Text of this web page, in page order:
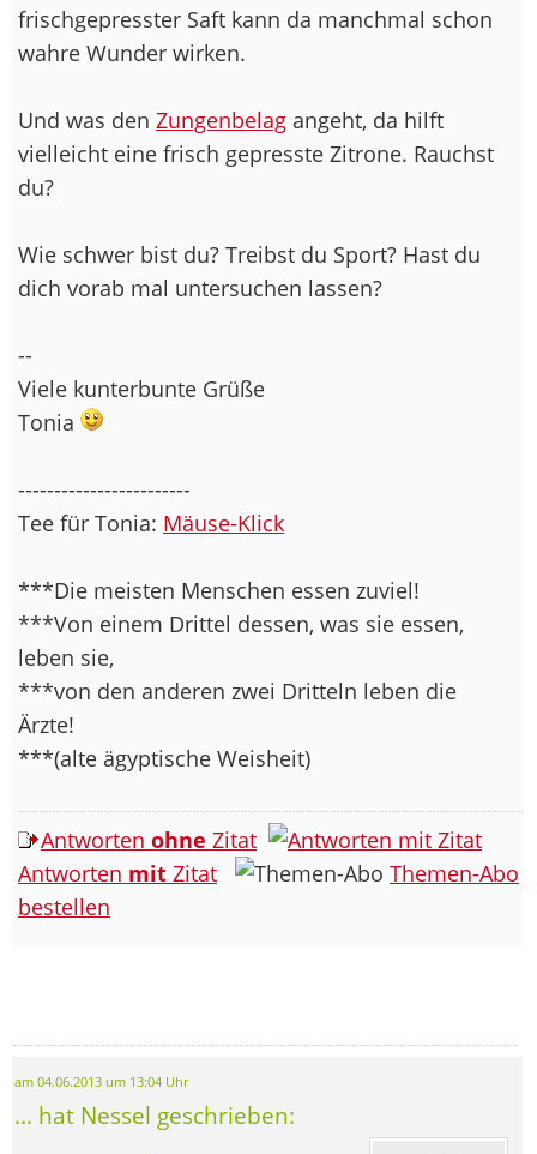
frischgepresster Saft kann da manchmal schon
wahre Wunder wirken.
Und was den Zungenbelag angeht, da hilft
vielleicht eine frisch gepresste Zitrone. Rauchst
du?
Wie schwer bist du? Treibst du Sport? Hast du
dich vorab mal untersuchen lassen?
--
Viele kunterbunte Grüße
Tonia
------------------------
Tee für Tonia: Mäuse-Klick
***Die meisten Menschen essen zuviel!
***Von einem Drittel dessen, was sie essen,
leben sie,
***von den anderen zwei Dritteln leben die
Ärzte!
***(alte ägyptische Weisheit)
Antworten ohne Zitat
Antworten mit Zitat
Themen-Abo
bestellen
am 04.06.2013 um 13:04 Uhr
... hat Nessel geschrieben: